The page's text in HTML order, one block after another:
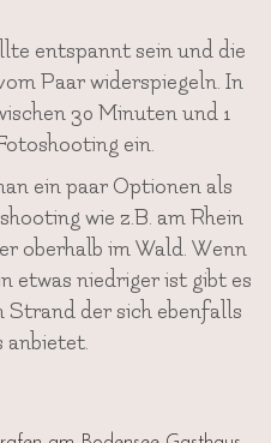
entspannt sein und die
Paar widerspiegeln. In
30 Minuten und 1
ein.
ein paar Optionen als
wie z.B. am Rhein
oberhalb im Wald. Wenn
etwas niedriger ist gibt es
Strand der sich ebenfalls
anbietet.